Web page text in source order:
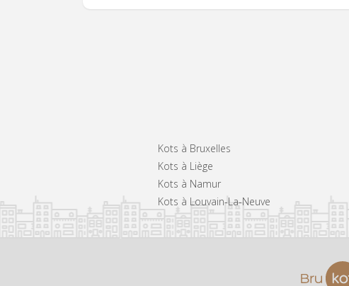
Kots à Bruxelles
Kots à Liège
Kots à Namur
Kots à Louvain-La-Neuve